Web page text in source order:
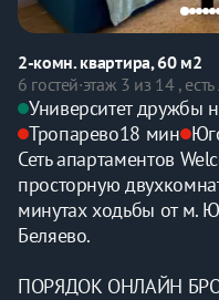
2-комн. квартира, 60 м2
6 гостей·этаж 3 из 14 ,
Университет дружбы
Тропарево18 мин
Сеть апартаментов
просторную
минутах ходьбы от м.
Беляево.
ПОРЯДOК ОHЛAЙH